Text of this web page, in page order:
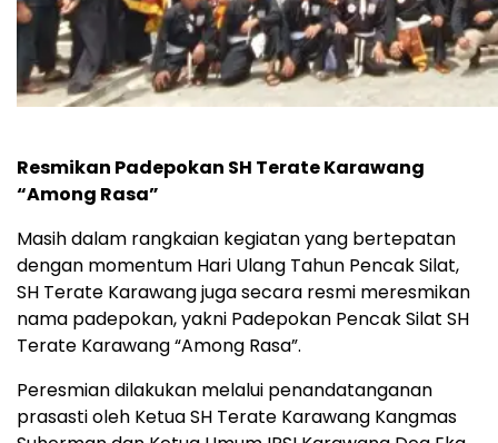
Resmikan Padepokan SH Terate Karawang
“Among Rasa”
Masih dalam rangkaian kegiatan yang bertepatan
dengan momentum Hari Ulang Tahun Pencak Silat,
SH Terate Karawang juga secara resmi meresmikan
nama padepokan, yakni Padepokan Pencak Silat SH
Terate Karawang “Among Rasa”.
Peresmian dilakukan melalui penandatanganan
prasasti oleh Ketua SH Terate Karawang Kangmas